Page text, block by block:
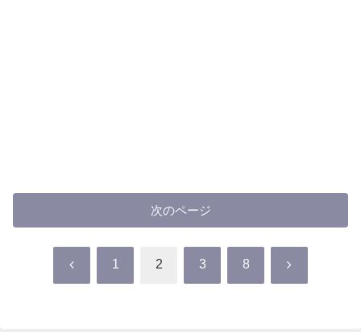
次のページ
前 1 2 3 8 次